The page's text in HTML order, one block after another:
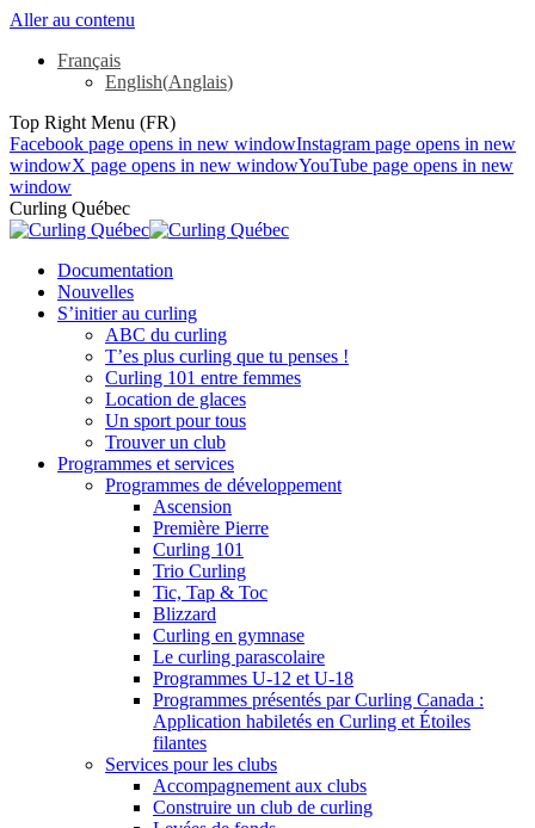
Aller au contenu
Français
English(Anglais)
Top Right Menu (FR)
Facebook page opens in new windowInstagram page opens in new
windowX page opens in new windowYouTube page opens in new
window
Curling Québec
Documentation
Nouvelles
S’initier au curling
ABC du curling
T’es plus curling que tu penses !
Curling 101 entre femmes
Location de glaces
Un sport pour tous
Trouver un club
Programmes et services
Programmes de développement
Ascension
Première Pierre
Curling 101
Trio Curling
Tic, Tap & Toc
Blizzard
Curling en gymnase
Le curling parascolaire
Programmes U-12 et U-18
Programmes présentés par Curling Canada :
Application habiletés en Curling et Étoiles
filantes
Services pour les clubs
Accompagnement aux clubs
Construire un club de curling